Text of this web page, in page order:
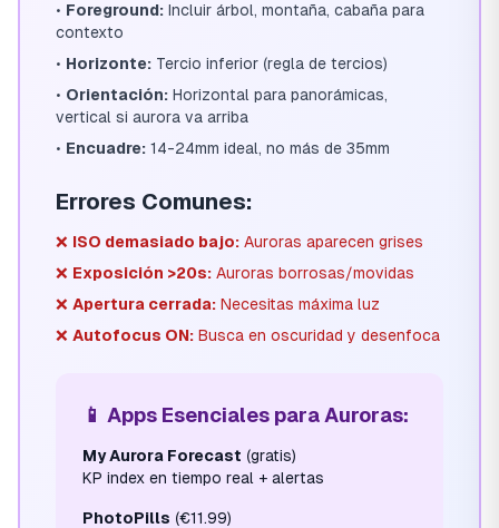
• Foreground: Incluir árbol, montaña, cabaña para
contexto
• Horizonte: Tercio inferior (regla de tercios)
• Orientación: Horizontal para panorámicas,
vertical si aurora va arriba
• Encuadre: 14-24mm ideal, no más de 35mm
Errores Comunes:
❌ ISO demasiado bajo: Auroras aparecen grises
❌ Exposición >20s: Auroras borrosas/movidas
❌ Apertura cerrada: Necesitas máxima luz
❌ Autofocus ON: Busca en oscuridad y desenfoca
📱 Apps Esenciales para Auroras:
My Aurora Forecast (gratis)
KP index en tiempo real + alertas
PhotoPills (€11.99)